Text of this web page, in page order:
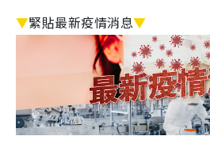
▼緊貼最新疫情消息▼